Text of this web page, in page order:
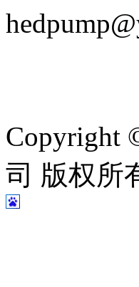
Copyright
司 版权所